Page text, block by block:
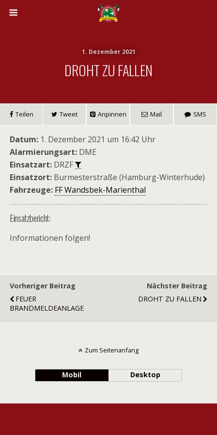
1. Dezember 2021
DROHT ZU FALLEN
Teilen Tweet Anpinnen Mail SMS
Datum: 1. Dezember 2021 um 16:42 Uhr
Alarmierungsart: DME
Einsatzart: DRZF
Einsatzort: Burmesterstraße (Hamburg-Winterhude)
Fahrzeuge: FF Wandsbek-Marienthal
Einsatzbericht:
Informationen folgen!
Vorheriger Beitrag
FEUER
BRANDMELDEANLAGE
Nächster Beitrag
DROHT ZU FALLEN
Zum Seitenanfang
Mobil Desktop